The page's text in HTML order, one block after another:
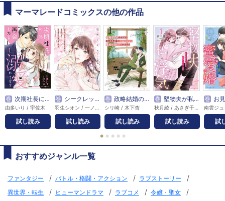
マーマレードコミックスの他の作品
巻 次期社長に再会したら溺愛されてます
由多いり / 宇佐木
試し読み
巻 シークレットベビーが発覚したら、天才外科医の執着求愛が始まりました
試し読み
巻 政略結婚のはずが、溺愛旦那様がご執心すぎて離婚を許してくれません
シリ崎 / 木下杏
試し読み
巻 堅物夫が私（妻）と浮気しています！？
試し読み
巻 お見合い代役からはじ
試
● ● ● ● ●
おすすめジャンル一覧
ファンタジー / バトル・格闘・アクション / ラブストーリー /
異世界・転生 / ヒューマンドラマ / ラブコメ / 令嬢・聖女 /